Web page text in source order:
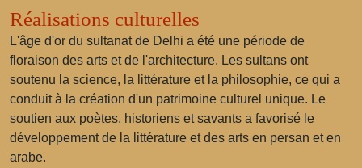
Réalisations culturelles
L'âge d'or du sultanat de Delhi a été une période de
floraison des arts et de l'architecture. Les sultans ont
soutenu la science, la littérature et la philosophie, ce qui a
conduit à la création d'un patrimoine culturel unique. Le
soutien aux poètes, historiens et savants a favorisé le
développement de la littérature et des arts en persan et en
arabe.